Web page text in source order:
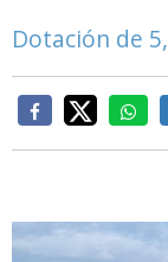
Dotación de